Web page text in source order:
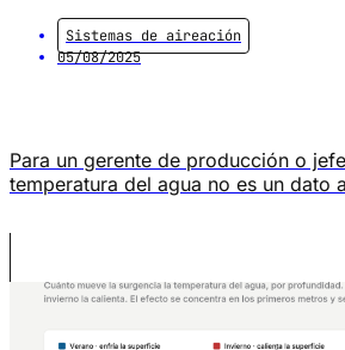
Sistemas de aireación
05/08/2025
Para un gerente de producción o
temperatura del agua no es un dato
de conversión (FCR), ventanas de
salmónidos, la temperatura corporal
directamente de la del agua que […]